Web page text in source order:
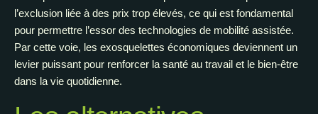
l’exclusion liée à des prix trop élevés, ce qui est fondamental
pour permettre l’essor des technologies de mobilité assistée.
Par cette voie, les exosquelettes économiques deviennent un
levier puissant pour renforcer la santé au travail et le bien-être
dans la vie quotidienne.